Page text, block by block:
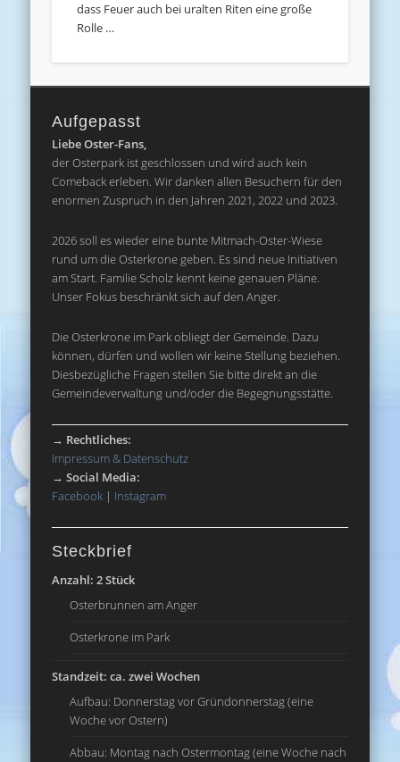
dass Feuer auch bei uralten Riten eine große
Rolle …
Aufgepasst
Liebe Oster-Fans,
der Osterpark ist geschlossen und wird auch kein
Comeback erleben. Wir danken allen Besuchern für den
enormen Zuspruch in den Jahren 2021, 2022 und 2023.
2026 soll es wieder eine bunte Mitmach-Oster-Wiese
rund um die Osterkrone geben. Es sind neue Initiativen
am Start. Familie Scholz kennt keine genauen Pläne.
Unser Fokus beschränkt sich auf den Anger.
Die Osterkrone im Park obliegt der Gemeinde. Dazu
können, dürfen und wollen wir keine Stellung beziehen.
Diesbezügliche Fragen stellen Sie bitte direkt an die
Gemeindeverwaltung und/oder die Begegnungsstätte.
→ Rechtliches:
Impressum & Datenschutz
→Social Media:
Facebook | Instagram
Steckbrief
Anzahl: 2 Stück
Osterbrunnen am Anger
Osterkrone im Park
Standzeit: ca. zwei Wochen
Aufbau: Donnerstag vor Gründonnerstag (eine
Woche vor Ostern)
Abbau: Montag nach Ostermontag (eine Woche nach